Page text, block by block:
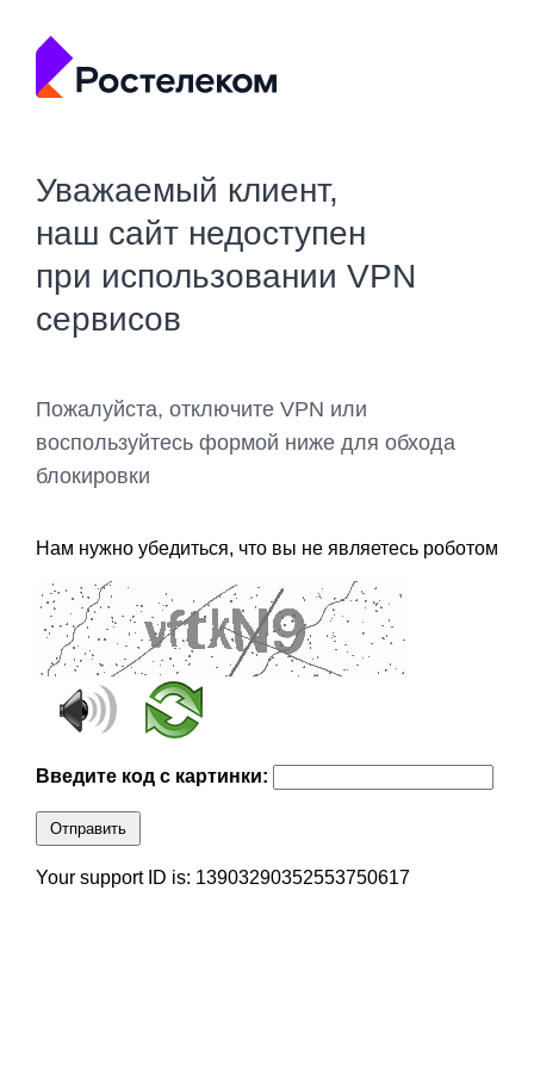
Уважаемый клиент,
наш сайт недоступен
при использовании VPN
сервисов
Пожалуйста, отключите VPN или
воспользуйтесь формой ниже для обхода
блокировки
Нам нужно убедиться, что вы не являетесь роботом
Введите код с картинки:
Отправить
Your support ID is: 13903290352553750617